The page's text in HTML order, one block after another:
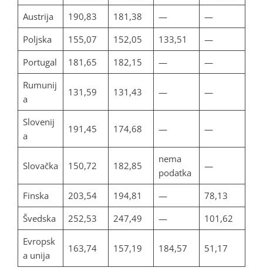
Austrija
190,83 181,38 —
—
Poljska
155,07 152,05 133,51
—
Portugal
181,65 182,15 —
—
Rumunij
a
131,59 131,43 — —
Slovenij
a
191,45 174,68 — —
Slovačka 150,72 182,85
nema
podatka
—
Finska 203,54 194,81 —
78,13
Švedska
252,53 247,49 —
101,62
Evropsk
a unija
163,74 157,19 184,57 51,17